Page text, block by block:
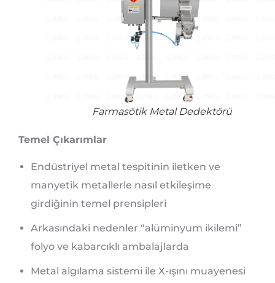
Farmasötik Metal Dedektörü
Temel Çıkarımlar
Endüstriyel metal tespitinin iletken ve
manyetik metallerle nasıl etkileşime
girdiğinin temel prensipleri
Arkasındaki nedenler “alüminyum ikilemi”
folyo ve kabarcıklı ambalajlarda
Metal algılama sistemi ile X-ışını muayenesi